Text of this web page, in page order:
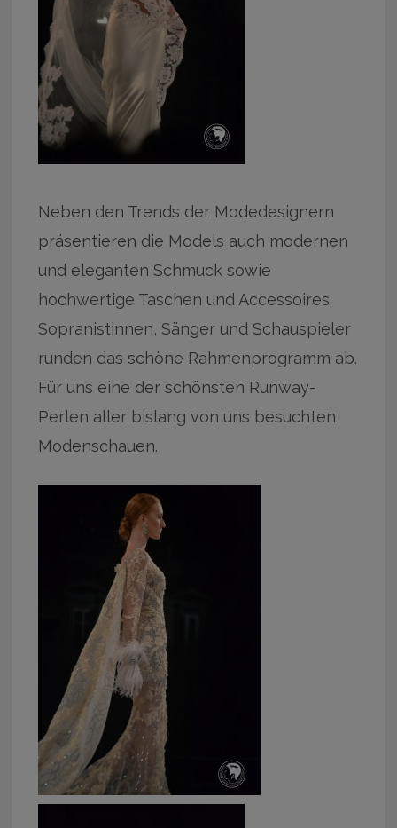
Neben den Trends der Modedesignern
präsentieren die Models auch modernen
und eleganten Schmuck sowie
hochwertige Taschen und Accessoires.
Sopranistinnen, Sänger und Schauspieler
runden das schöne Rahmenprogramm ab.
Für uns eine der schönsten Runway-
Perlen aller bislang von uns besuchten
Modenschauen.